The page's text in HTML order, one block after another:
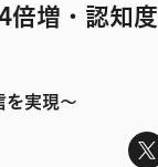
倍増・認知度
を実現〜